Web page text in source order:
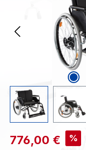
Verkaufspreis:
776,00 € %